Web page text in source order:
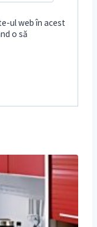
ul web în acest
o să